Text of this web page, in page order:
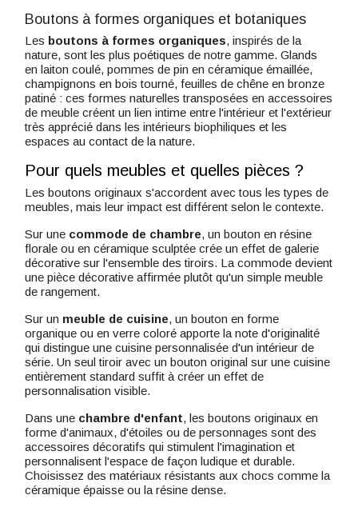
Boutons à formes organiques et botaniques
Les boutons à formes organiques, inspirés de la
nature, sont les plus poétiques de notre gamme. Glands
en laiton coulé, pommes de pin en céramique émaillée,
champignons en bois tourné, feuilles de chêne en bronze
patiné : ces formes naturelles transposées en accessoires
de meuble créent un lien intime entre l'intérieur et l'extérieur
très apprécié dans les intérieurs biophiliques et les
espaces au contact de la nature.
Pour quels meubles et quelles pièces ?
Les boutons originaux s'accordent avec tous les types de
meubles, mais leur impact est différent selon le contexte.
Sur une commode de chambre, un bouton en résine
florale ou en céramique sculptée crée un effet de galerie
décorative sur l'ensemble des tiroirs. La commode devient
une pièce décorative affirmée plutôt qu'un simple meuble
de rangement.
Sur un meuble de cuisine, un bouton en forme
organique ou en verre coloré apporte la note d'originalité
qui distingue une cuisine personnalisée d'un intérieur de
série. Un seul tiroir avec un bouton original sur une cuisine
entièrement standard suffit à créer un effet de
personnalisation visible.
Dans une chambre d'enfant, les boutons originaux en
forme d'animaux, d'étoiles ou de personnages sont des
accessoires décoratifs qui stimulent l'imagination et
personnalisent l'espace de façon ludique et durable.
Choisissez des matériaux résistants aux chocs comme la
céramique épaisse ou la résine dense.